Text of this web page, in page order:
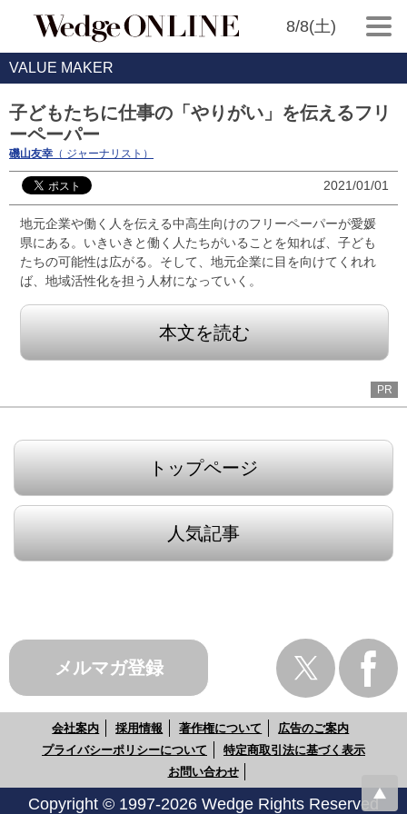
8/8(土)
VALUE MAKER
子どもたちに仕事の「やりがい」を伝えるフリ
ーペーパー
磯山友幸 （ ジャーナリスト）
2021/01/01
地元企業や働く人を伝える中高生向けのフリーペーパーが愛媛
県にある。いきいきと働く人たちがいることを知れば、子ども
たちの可能性は広がる。そして、地元企業に目を向けてくれれ
ば、地域活性化を担う人材になっていく。
本文を読む
PR
トップページ
人気記事
メルマガ登録
会社案内 採用情報 著作権について
広告のご案内
プライバシーポリシーについて
特定商取引法に基づく表示
お問い合わせ
Copyright © 1997-2026 Wedge Rights Reserved